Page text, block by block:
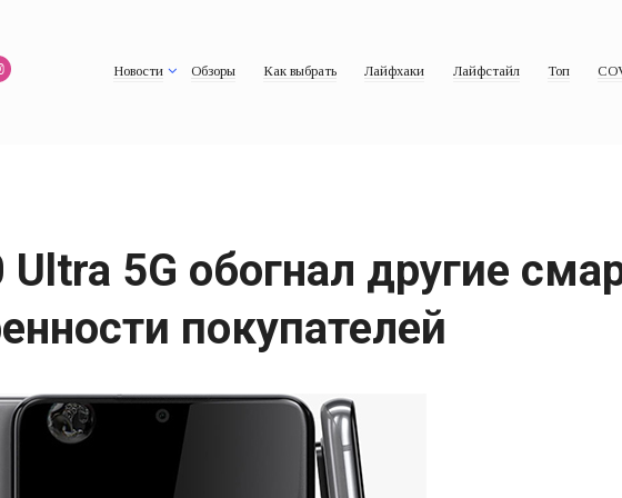
Новости Обзоры Как выбрать Лайфхаки Лайфстайл Топ
Ultra 5G обогнал другие
покупателей